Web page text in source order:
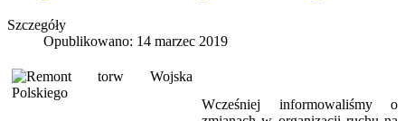
Szczegóły
Opublikowano: 14 marzec 2019
Wcześniej informowaliśmy o